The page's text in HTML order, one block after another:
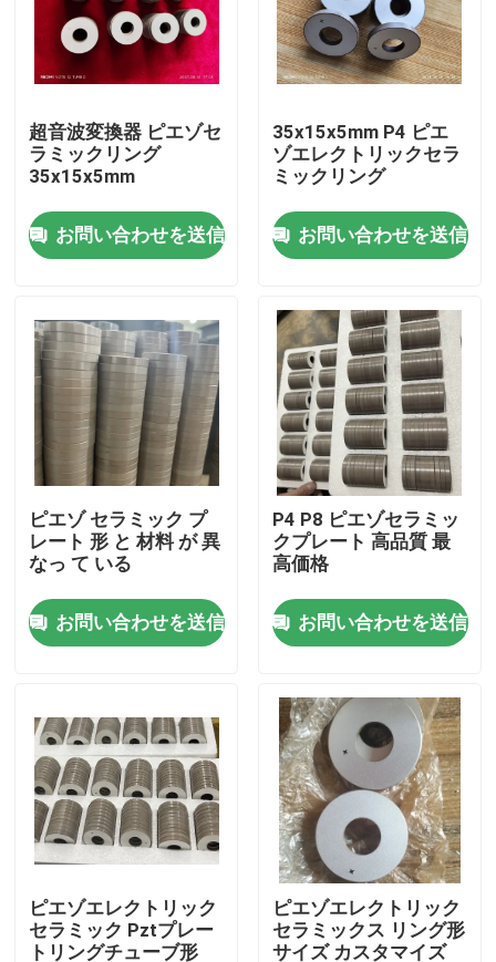
家
製品
私達について
工場旅行
品質管理
引用を要求しなさい
超音波洗浄
高出力超音波トランスデューサー
多頻度超音波トランスデューサー
超音波変換器 ピエゾセ
ラミックリング
35x15x5mm
お問い合わせを送信
35x15x5mm P4 ピエ
ゾエレクトリックセラ
ミックリング
お問い合わせを送信
ピエゾ セラミック プ
レート 形 と 材料 が 異
なっ て いる
お問い合わせを送信
P4 P8 ピエゾセラミッ
クプレート 高品質 最
高価格
お問い合わせを送信
ピエゾエレクトリック
セラミック Pztプレー
トリングチューブ形
ピエゾエレクトリック
セラミックス リング形
サイズ カスタマイズ